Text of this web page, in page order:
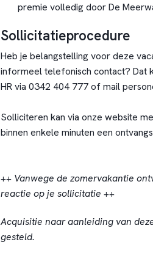
premie volledig door De
Sollicitatieprocedure
Heb je belangstelling voor deze
informeel telefonisch contact? Dat
HR via 0342 404 777 of mail
Solliciteren kan via onze website
binnen enkele minuten een
++ Vanwege de zomervakantie
reactie op je sollicitatie ++
Acquisitie naar aanleiding van
gesteld.